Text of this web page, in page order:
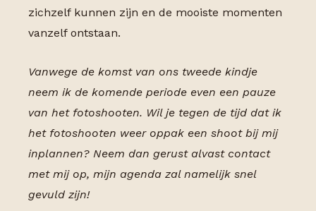
zichzelf kunnen zijn en de mooiste momenten
vanzelf ontstaan.
Vanwege de komst van ons tweede kindje
neem ik de komende periode even een pauze
van het fotoshooten. Wil je tegen de tijd dat ik
het fotoshooten weer oppak een shoot bij mij
inplannen? Neem dan gerust alvast contact
met mij op, mijn agenda zal namelijk snel
gevuld zijn!